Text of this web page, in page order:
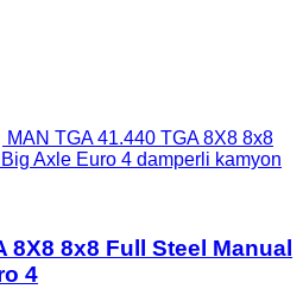
MAN TGA 41.440 TGA 8X8 8x8
Axle Euro 4 damperli kamyon
8X8 8x8 Full Steel Manual
4